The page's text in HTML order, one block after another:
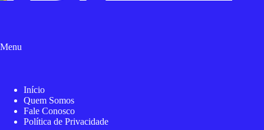
Menu
Início
Quem Somos
Fale Conosco
Política de Privacidade